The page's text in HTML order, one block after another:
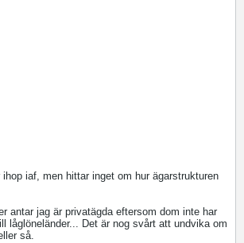
iaf, men hittar inget om hur ägarstrukturen
antar jag är privatägda eftersom dom inte har
låglöneländer... Det är nog svårt att undvika om
så.